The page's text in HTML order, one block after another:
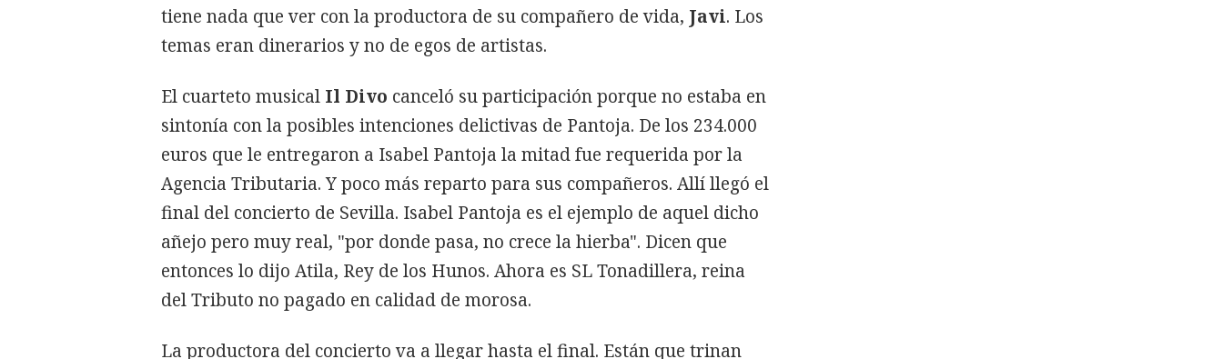
tiene nada que ver con la productora de su compañero de vida, Javi. Los
temas eran dinerarios y no de egos de artistas.
El cuarteto musical Il Divo canceló su participación porque no estaba en
sintonía con la posibles intenciones delictivas de Pantoja. De los 234.000
euros que le entregaron a Isabel Pantoja la mitad fue requerida por la
Agencia Tributaria. Y poco más reparto para sus compañeros. Allí llegó el
final del concierto de Sevilla. Isabel Pantoja es el ejemplo de aquel dicho
añejo pero muy real, "por donde pasa, no crece la hierba". Dicen que
entonces lo dijo Atila, Rey de los Hunos. Ahora es SL Tonadillera, reina
del Tributo no pagado en calidad de morosa.
La productora del concierto va a llegar hasta el final. Están que trinan